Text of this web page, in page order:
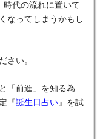
時代の流れに置いて
なってしまうかもし
さい。
「前進」を知る為
『誕生日占い 』を試